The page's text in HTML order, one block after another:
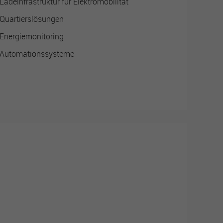
Quartierslösungen
Energiemonitoring
Automationssysteme